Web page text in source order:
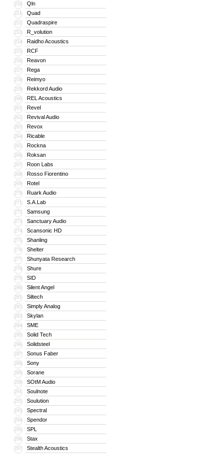
250 Qln
251 Quad
252 Quadraspire
253 R_volution
254 Raidho Acoustics
255 RCF
256 Reavon
257 Rega
258 Reimyo
259 Rekkord Audio
260 REL Acoustics
261 Revel
262 Revival Audio
263 Revox
264 Ricable
265 Rockna
266 Roksan
267 Roon Labs
268 Rosso Fiorentino
269 Rotel
270 Ruark Audio
271 S.A.Lab
272 Samsung
273 Sanctuary Audio
274 Scansonic HD
275 Shanling
276 Shelter
277 Shunyata Research
278 Shure
279 SID
280 Silent Angel
281 Siltech
282 Simply Analog
283 Skylan
284 SME
285 Solid Tech
286 Solidsteel
287 Sonus Faber
288 Sony
289 Sorane
290 SOtM Audio
291 Soulnote
292 Soulution
293 Spectral
294 Spendor
295 SPL
296 Stax
297 Stealth Acoustics